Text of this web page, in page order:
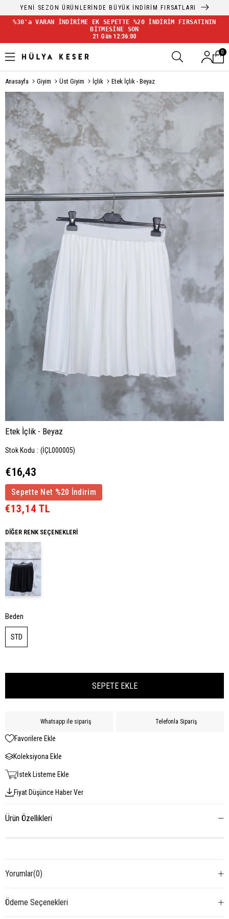
YENİ SEZON ÜRÜNLERİNDE BÜYÜK İNDİRİM FIRSATLARI
%30'a VARAN İNDİRİME EK SEPETTE %20 İNDİRİM FIRSATININ
BİTMESİNE SON
21 Gün 12:35:59
0
Anasayfa Giyim Üst Giyim İçlik Etek İçlik - Beyaz
Etek İçlik - Beyaz
Stok Kodu (İÇL000005)
€16,43
Sepette Net %20 İndirim
€13,14 TL
DIĞER RENK SEÇENEKLERI
Beden
STD
Whatsapp ile sipariş Telefonla Sipariş
Favorilere Ekle
Koleksiyona Ekle
İstek Listeme Ekle
Fiyat Düşünce Haber Ver
Ürün Özellikleri
Yorumlar(0)
Ödeme Seçenekleri